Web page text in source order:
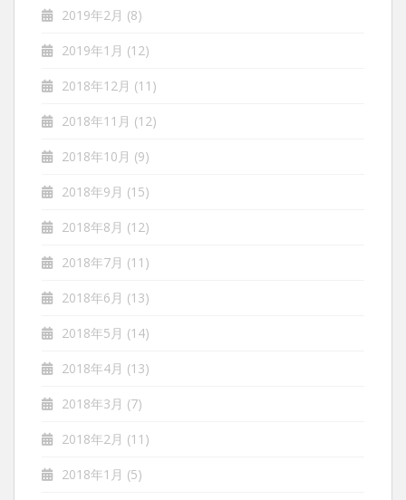
2019年2月 (8)
2019年1月 (12)
2018年12月 (11)
2018年11月 (12)
2018年10月 (9)
2018年9月 (15)
2018年8月 (12)
2018年7月 (11)
2018年6月 (13)
2018年5月 (14)
2018年4月 (13)
2018年3月 (7)
2018年2月 (11)
2018年1月 (5)